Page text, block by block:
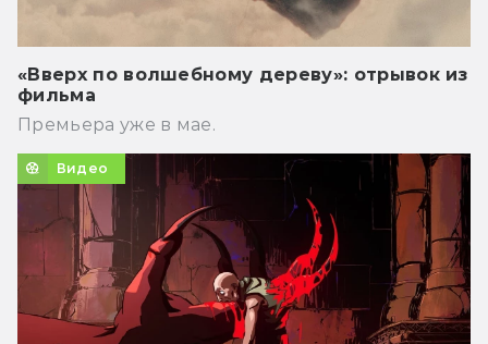
«Вверх по волшебному дереву»: отрывок из
фильма
Премьера уже в мае.
Видео